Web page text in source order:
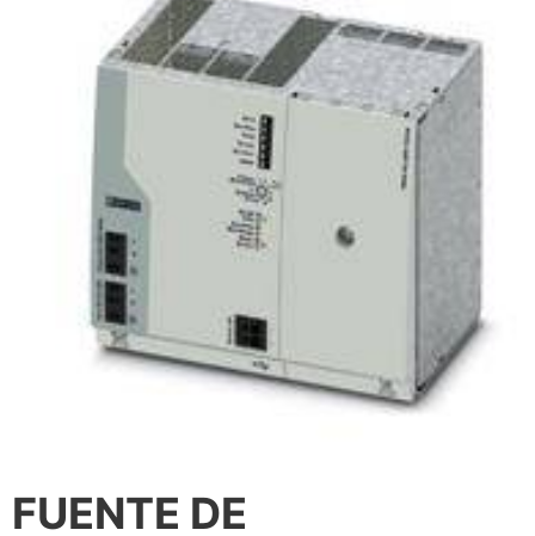
FUENTE DE